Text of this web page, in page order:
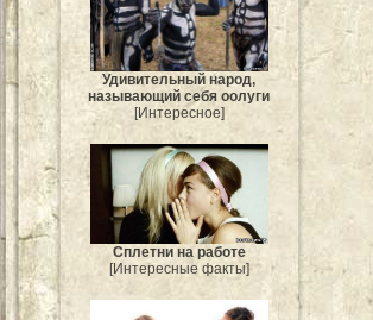
Удивительный народ,
называющий себя оолуги
[Интересное]
Сплетни на работе
[Интересные факты]